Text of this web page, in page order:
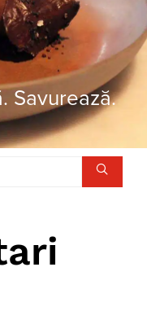
Savurează.